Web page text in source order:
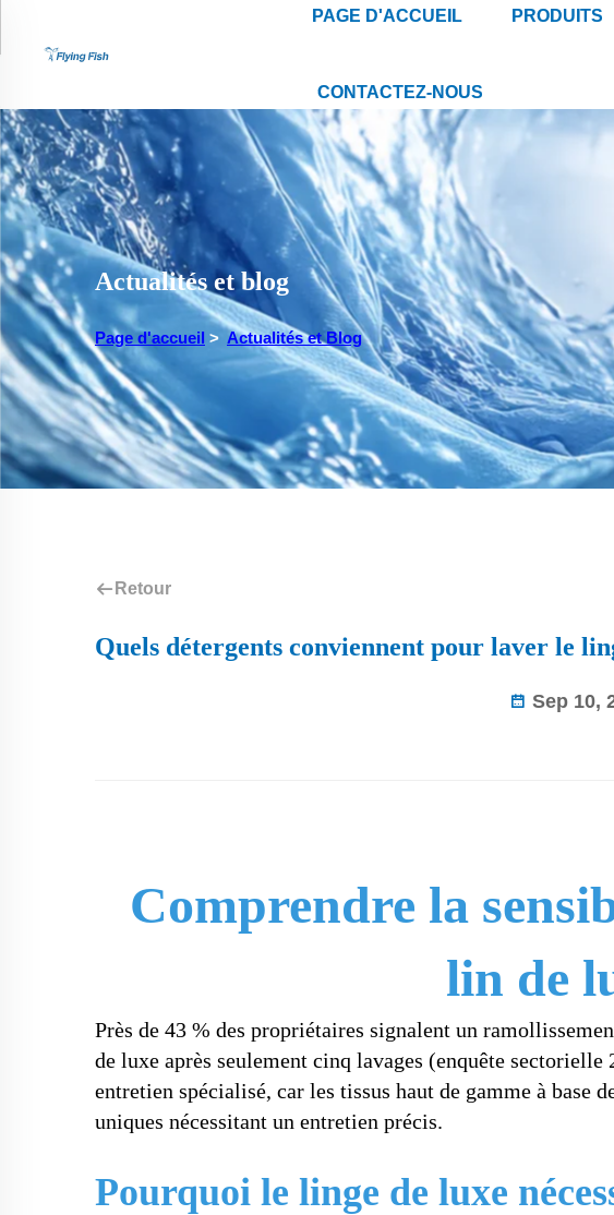
PAGE D'ACCUEIL PRODUITS
CONTACTEZ-NOUS
Actualités et blog
Page d'accueil > Actualités et Blog
Retour
Quels détergents conviennent pour laver le
Sep 10,
Comprendre la
lin de
Près de 43 % des propriétaires signalent un
de luxe après seulement cinq lavages (enquête
entretien spécialisé, car les tissus haut de gamme à base
uniques nécessitant un entretien précis.
Pourquoi le linge de luxe